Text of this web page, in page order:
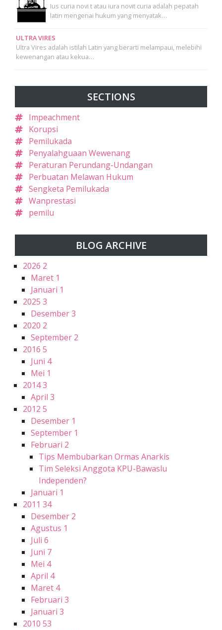
Ius curia novi t atau iura novit curia adalah pepatah
latin mengenai hukum yang menyatak…
ULTRA VIRES
Ultra Vires adalah istilah Latin yang berarti melampaui, melebihi
kewenangan atau kekua…
SECTIONS
Impeachment
Korupsi
Pemilukada
Penyalahguaan Wewenang
Peraturan Perundang-Undangan
Perbuatan Melawan Hukum
Sengketa Pemilukada
Wanprestasi
pemilu
BLOG ARCHIVE
2026 2
Maret 1
Januari 1
2025 3
Desember3
2020 2
September 2
2016 5
Juni 4
Mei 1
20143
April 3
2012 5
Desember 1
September 1
Februari 2
Tips Membubarkan Ormas Anarkis
Tim Seleksi Anggota KPU-Bawaslu
Independen?
Januari 1
2011 34
Desember 2
Agustus 1
Juli 6
Juni 7
Mei 4
April 4
Maret 4
Februari 3
Januari 3
2010 53